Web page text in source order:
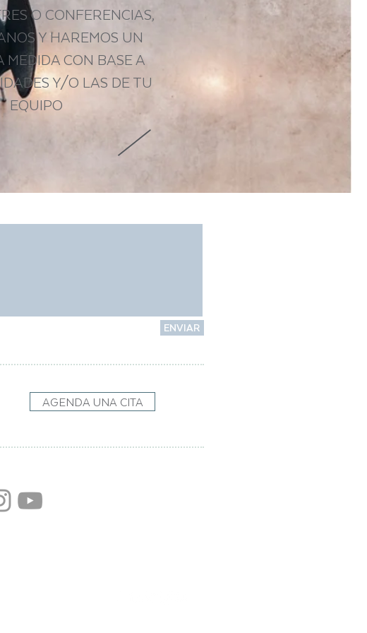
O CONFERENCIAS,
Y HAREMOS UN
MEDIDA CON BASE A
Y/O LAS DE TU
EQUIPO
ENVIAR
AGENDA UNA CITA